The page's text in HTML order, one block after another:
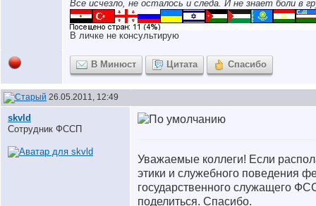
Все исчезло, не осталось и следа. И не знает боли в
В личке не консультирую
В Минюст Цитата Спасибо
26.05.2011, 12:49
skvld
Сотрудник ФССП
Уважаемые коллеги! Если
этики и служебного поведения
государственного служащего
поделиться. Спасибо.